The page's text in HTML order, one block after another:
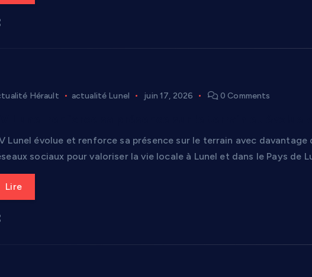
Hérault actualité Lunel juin 17, 2026 0 Comments
Lunel évolue et renforce sa présence sur le terrain avec
sociaux pour valoriser la vie locale à Lunel et dans le Pays de
Lire